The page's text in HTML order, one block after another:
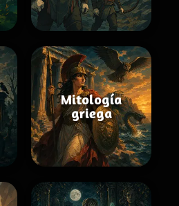
Mitología
griega